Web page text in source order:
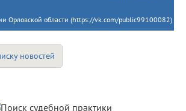
Орловской области (https://vk.com/public99100082)
новостей